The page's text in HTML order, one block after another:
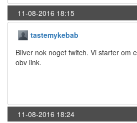
11-08-2016 18:15
tastemykebab
Bliver nok noget twitch. Vi starter om
obv link.
11-08-2016 18:24